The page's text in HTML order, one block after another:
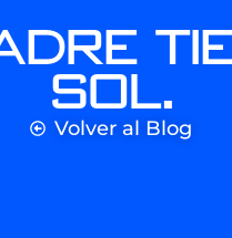
Sol.
Volver al Blog